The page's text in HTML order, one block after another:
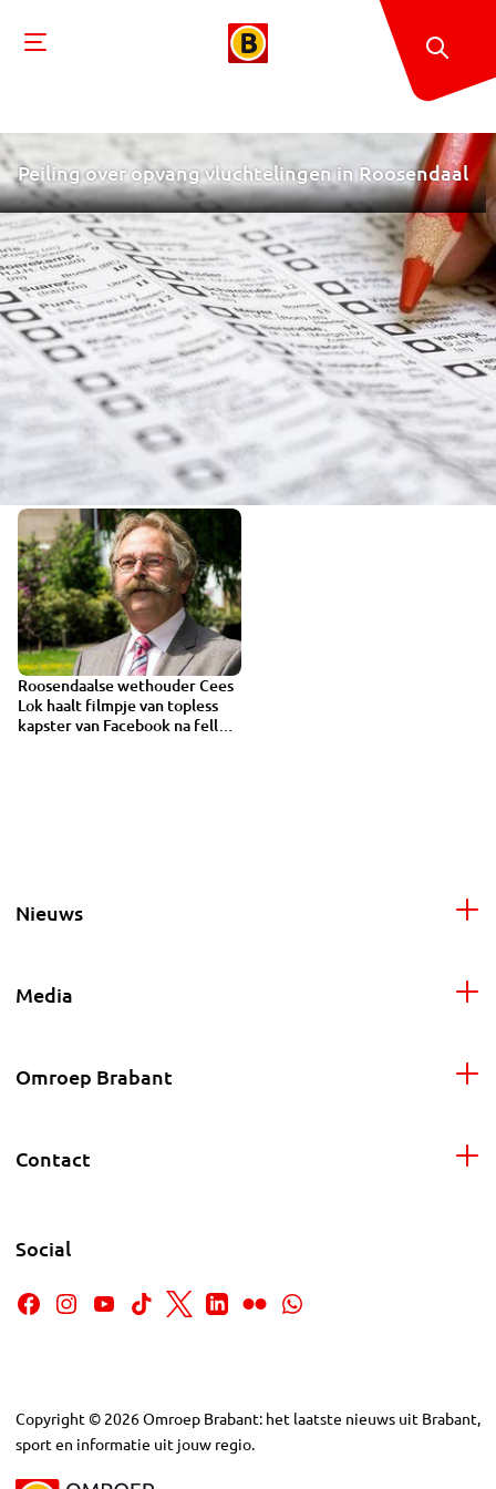
Peiling over opvang vluchtelingen in Roosendaal
Roosendaalse wethouder Cees
Lok haalt filmpje van topless
kapster van Facebook na felle
Nieuws
Media
Omroep Brabant
Contact
Social
Copyright © 2026Omroep Brabant: het laatste nieuws uit Brabant,
sport en informatie uit jouw regio.